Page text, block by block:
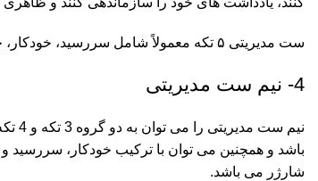
ست مدیریتی ۵ تکه معمولاً شامل سررسید، خودکار، جاسوئیچی، پاوربانک، فلش مموری و… است.
4- نیم ست مدیریتی
شارژر می باشد.